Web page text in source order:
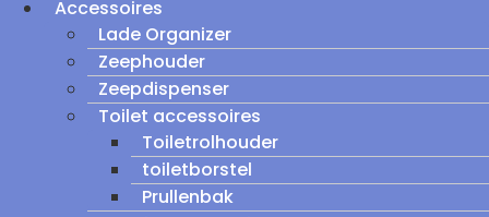
Accessoires
Lade Organizer
Zeephouder
Zeepdispenser
Toilet accessoires
Toiletrolhouder
toiletborstel
Prullenbak